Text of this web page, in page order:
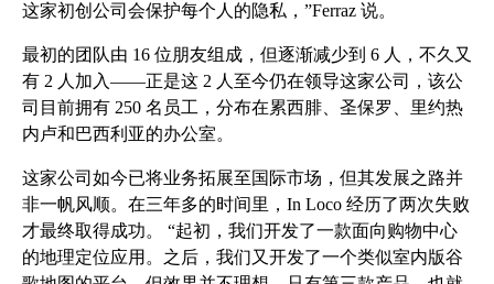
这家初创公司会保护每个人的隐私，”Ferraz 说。
最初的团队由 16 位朋友组成，但逐渐减少到 6 人，不久又
有 2 人加入——正是这 2 人至今仍在领导这家公司，该公
司目前拥有 250 名员工，分布在累西腓、圣保罗、里约热
内卢和巴西利亚的办公室。
这家公司如今已将业务拓展至国际市场，但其发展之路并
非一帆风顺。在三年多的时间里，In Loco 经历了两次失败
才最终取得成功。
“起初，我们开发了一款面向购物中心
的地理定位应用。之后，我们又开发了一个类似室内版谷